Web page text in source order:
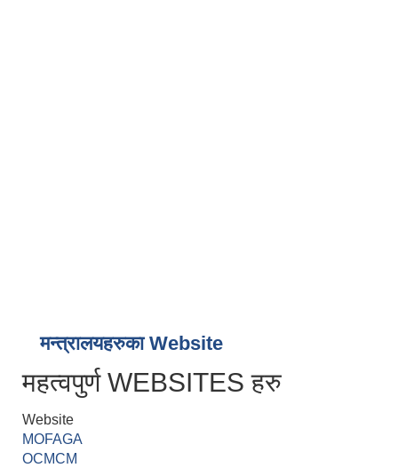
मन्त्रालयहरुका Website
महत्वपुर्ण WEBSITES हरु
Website
MOFAGA
OCMCM